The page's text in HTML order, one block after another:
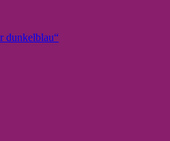
dunkelblau“